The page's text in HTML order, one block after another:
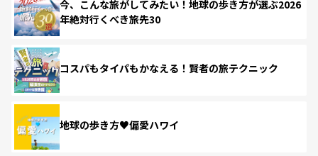
今、こんな旅がしてみたい！地球の歩き方が選ぶ2026
年絶対行くべき旅先30
コスパもタイパもかなえる！賢者の旅テクニック
地球の歩き方♥偏愛ハワイ